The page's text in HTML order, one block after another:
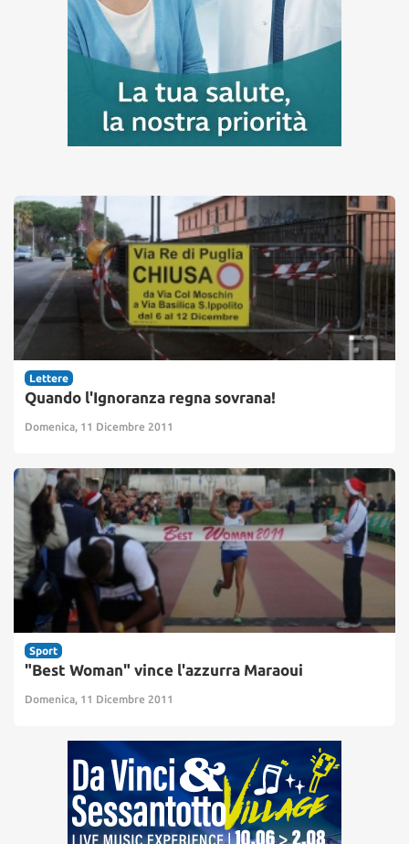
Lettere
Quando l'Ignoranza regna sovrana!
Domenica, 11 Dicembre 2011
Sport
"Best Woman" vince l'azzurra Maraoui
Domenica, 11 Dicembre 2011